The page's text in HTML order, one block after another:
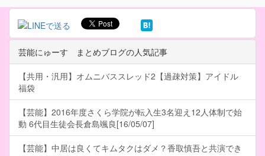
芸能にゅーす まとめブログの人気記事
【共用・汎用】オムニバススレッド2【過疎対策】アイドル
福袋
【芸能】2016年度さくら学院が転入生3名迎え12人体制で始
動 6代目生徒会長倉島颯良[16/05/07]
【芸能】中居は良くてキムタクはダメ？香取慎吾と共演でき